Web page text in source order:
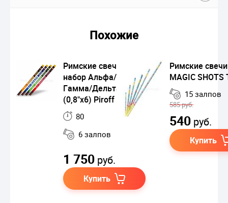
Похожие
Римские свечи
набор Альфа/Бетта/
Гамма/Дельта
(0,8"х6) Piroff
80
6 залпов
1 750 руб.
Купить
Римские свечи
MAGIC SHOTS
15 залпов
585 руб.
540 руб.
Купить